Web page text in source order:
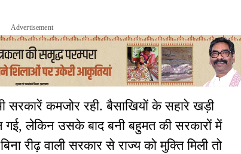
Advertisement
सरकारें कमजोर रही. बैसाखियों के सहारे खड़ी
गई, लेकिन उसके बाद बनी बहुमत की सरकारों में
रीढ़ वाली सरकार से राज्य को मुक्ति मिली तो